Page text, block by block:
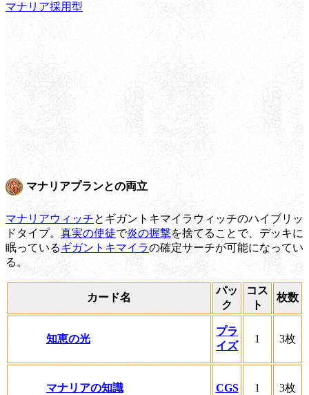
マナリア採用型
マナリアプランとの両立
マナリアウィッチとギガントキマイラウィッチのハイブリッ
ドタイプ。 真実の使徒で炎の握撃を捨てることで、デッキに
眠っているギガントキマイラの確定サーチが可能になってい
る。
カード名
パッ
ク
コス
ト
枚数
知恵の光
プラ
イズ
1 3枚
マナリアの知識 CGS 1 3枚